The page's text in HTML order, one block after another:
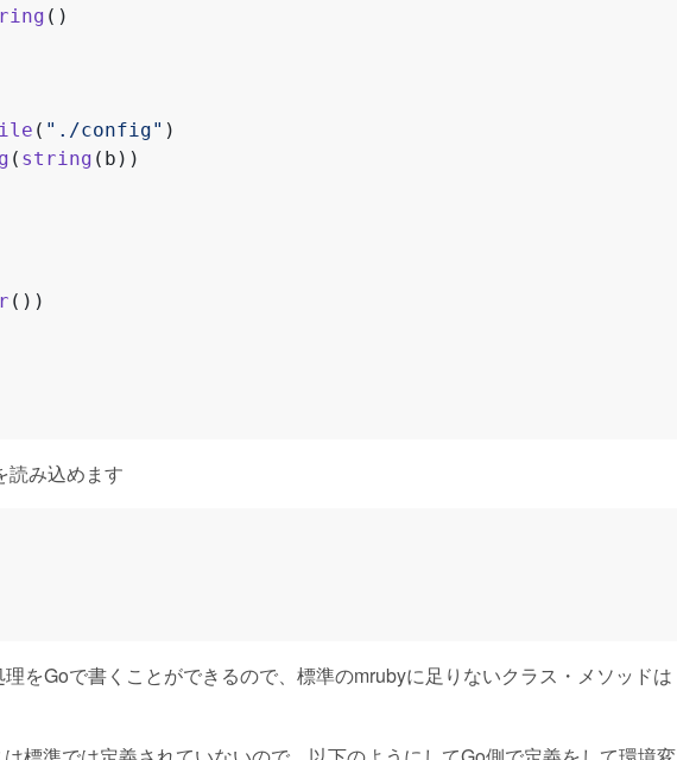
()
( "./config" )
( string ( b ))
())
読み込めます
をGoで書くことができるので、標準のmrubyに足りないクラス・メソッドは